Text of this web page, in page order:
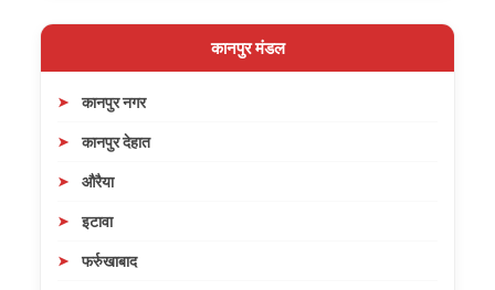
कानपुर मंडल
कानपुर नगर
कानपुर देहात
औरैया
इटावा
फर्रुखाबाद